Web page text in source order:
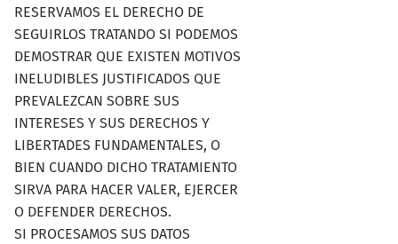
RESERVAMOS EL DERECHO DE
SEGUIRLOS TRATANDO SI PODEMOS
DEMOSTRAR QUE EXISTEN MOTIVOS
INELUDIBLES JUSTIFICADOS QUE
PREVALEZCAN SOBRE SUS
INTERESES Y SUS DERECHOS Y
LIBERTADES FUNDAMENTALES, O
BIEN CUANDO DICHO TRATAMIENTO
SIRVA PARA HACER VALER, EJERCER
O DEFENDER DERECHOS.
SI PROCESAMOS SUS DATOS